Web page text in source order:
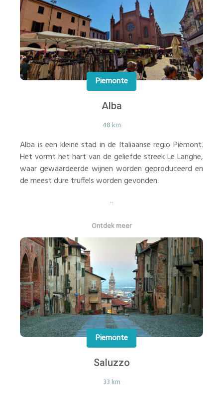
Piemonte
Alba
48 km
Alba is een kleine stad in de Italiaanse regio Piëmont.
Het vormt het hart van de geliefde streek Le Langhe,
waar gewaardeerde wijnen worden geproduceerd en
de meest dure truffels worden gevonden.
..
Ontdek meer
Piemonte
Saluzzo
33 km